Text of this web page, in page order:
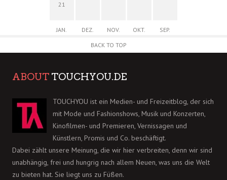
21
JAN. DEZ. NOV. OKT.
SEP.
BACK TO TOP
ABOUT TOUCHYOU.DE
TOUCHYOU ist ein Medien- und Freizeitblog, der sich
mit Mode und Fashionshows, Musik und Konzerten,
Kinofilmen- und Premieren, Vernissagen und
Künstlern, Promis und Co. beschäftigt.
Dabei zählt unsere Meinung, die wir hier verbreiten, denn wir sind
unabhängig, frei und hungrig nach allem Neuen, was uns die Welt
zu bieten hat. Sie liegt uns zu Füßen.